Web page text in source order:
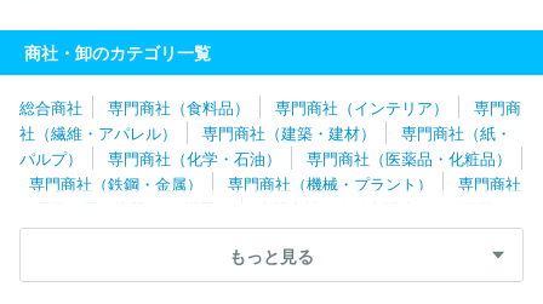
海澱粉株式会社
北陸コカ・コーラボトリング株式会社
株式会社
大水
株式会社Ｒ＆Ｃながの青果
ハム株式会社
エンド商事株式会社
株式会社ナリコマエンタープ
ライズ
小川珈琲株式会社 伊藤忠食品株式会社
株式会社マキシ
ム
株式会社マルイチ産商 中部水産株式会社
名古屋エアケータ
リング株式会社
総合食品エスイー株式会社
岐阜中央青果株式会
株式会社十文字チキンカンパニー
商社・卸のカテゴリ一覧
総合商社 専門商社（食料品） 専門商社（インテリア）
専門商
社（繊維・アパレル）
専門商社（建築・建材）
専門商社（紙・
パルプ）
専門商社（化学・石油）
専門商社（医薬品・化粧品）
専門商社（鉄鋼・金属）
専門商社（機械・プラント）
専門商社
（電子・電気機器・OA機器）
専門商社（自動車関連・輸送用機
器）
専門商社（医療機器）
専門商社（文具・事務用品・日用
専門商社（スポーツ・レジャー用品） 専門商社（その他）
もっと見る